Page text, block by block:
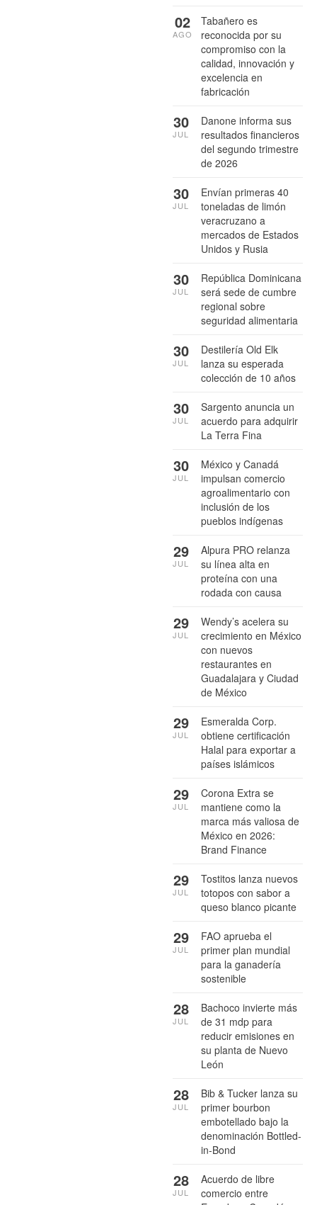
Tabañero es
reconocida por su
compromiso con la
calidad, innovación y
excelencia en
fabricación
02
AGO
Danone informa sus
resultados financieros
del segundo trimestre
de 2026
30
JUL
Envían primeras 40
toneladas de limón
veracruzano a
mercados de Estados
Unidos y Rusia
30
JUL
República Dominicana
será sede de cumbre
regional sobre
seguridad alimentaria
30
JUL
Destilería Old Elk
lanza su esperada
colección de 10 años
30
JUL
Sargento anuncia un
acuerdo para adquirir
La Terra Fina
30
JUL
México y Canadá
impulsan comercio
agroalimentario con
inclusión de los
pueblos indígenas
30
JUL
Alpura PRO relanza
su línea alta en
proteína con una
rodada con causa
29
JUL
Wendy’s acelera su
crecimiento en México
con nuevos
restaurantes en
Guadalajara y Ciudad
de México
29
JUL
Esmeralda Corp.
obtiene certificación
Halal para exportar a
países islámicos
29
JUL
Corona Extra se
mantiene como la
marca más valiosa de
México en 2026:
Brand Finance
29
JUL
Tostitos lanza nuevos
totopos con sabor a
queso blanco picante
29
JUL
FAO aprueba el
primer plan mundial
para la ganadería
sostenible
29
JUL
Bachoco invierte más
de 31 mdp para
reducir emisiones en
su planta de Nuevo
León
28
JUL
Bib & Tucker lanza su
primer bourbon
embotellado bajo la
denominación Bottled-
in-Bond
28
JUL
Acuerdo de libre
comercio entre
28
JUL